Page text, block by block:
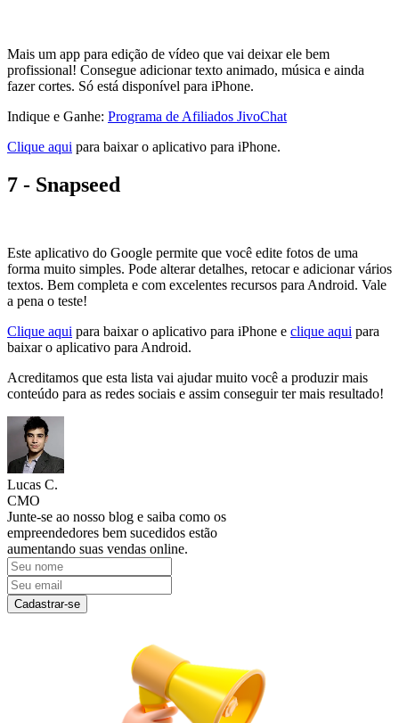
Mais um app para edição de vídeo que vai deixar ele bem
profissional! Consegue adicionar texto animado, música e ainda
fazer cortes. Só está disponível para iPhone.
Indique e Ganhe: Programa de Afiliados JivoChat
Clique aqui para baixar o aplicativo para iPhone.
7 - Snapseed
Este aplicativo do Google permite que você edite fotos de uma
forma muito simples. Pode alterar detalhes, retocar e adicionar vários
textos. Bem completa e com excelentes recursos para Android. Vale
a pena o teste!
Clique aqui para baixar o aplicativo para iPhone e clique aqui para
baixar o aplicativo para Android.
Acreditamos que esta lista vai ajudar muito você a produzir mais
conteúdo para as redes sociais e assim conseguir ter mais resultado!
Lucas C.
CMO
Junte-se ao nosso blog e saiba como os
empreendedores bem sucedidos estão
aumentando suas vendas online.
Cadastrar-se